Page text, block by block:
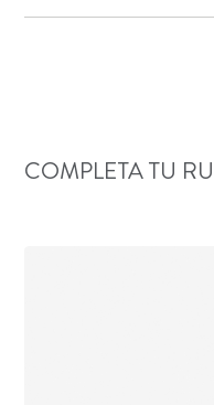
COMPLETA TU